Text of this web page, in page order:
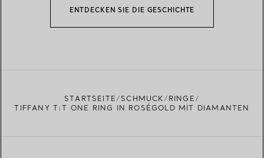
ENTDECKEN SIE DIE GESCHICHTE
STARTSEITE SCHMUCK
RINGE
TIFFANY T:T ONE RING IN ROSÉGOLD MIT DIAMANTEN